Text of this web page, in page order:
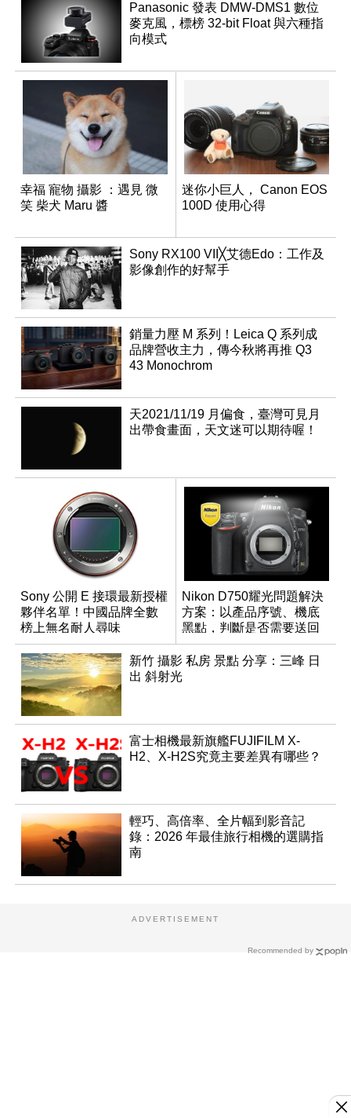
Panasonic 發表 DMW-DMS1 數位
麥克風，標榜 32-bit Float 與六種指
向模式
幸福 寵物 攝影 ：遇見 微
笑 柴犬 Maru 醬
迷你小巨人， Canon EOS
100D 使用心得
Sony RX100 VII╳艾德Edo：工作及
影像創作的好幫手
銷量力壓 M 系列！Leica Q 系列成
品牌營收主力，傳今秋將再推 Q3
43 Monochrom
天2021/11/19 月偏食，臺灣可見月
出帶食畫面，天文迷可以期待喔！
Sony 公開 E 接環最新授權
夥伴名單！中國品牌全數
榜上無名耐人尋味
Nikon D750耀光問題解決
方案：以產品序號、機底
黑點，判斷是否需要送回
檢測
新竹 攝影 私房 景點 分享：三峰 日
出 斜射光
富士相機最新旗艦FUJIFILM X-
H2、X-H2S究竟主要差異有哪些？
輕巧、高倍率、全片幅到影音記
錄：2026 年最佳旅行相機的選購指
南
Recommended by
ADVERTISEMENT